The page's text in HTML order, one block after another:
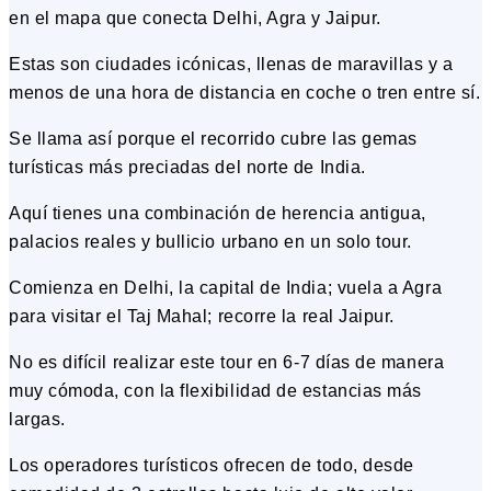
en el mapa que conecta Delhi, Agra y Jaipur.
Estas son ciudades icónicas, llenas de maravillas y a
menos de una hora de distancia en coche o tren entre sí.
Se llama así porque el recorrido cubre las gemas
turísticas más preciadas del norte de India.
Aquí tienes una combinación de herencia antigua,
palacios reales y bullicio urbano en un solo tour.
Comienza en Delhi, la capital de India; vuela a Agra
para visitar el Taj Mahal; recorre la real Jaipur.
No es difícil realizar este tour en 6-7 días de manera
muy cómoda, con la flexibilidad de estancias más
largas.
Los operadores turísticos ofrecen de todo, desde